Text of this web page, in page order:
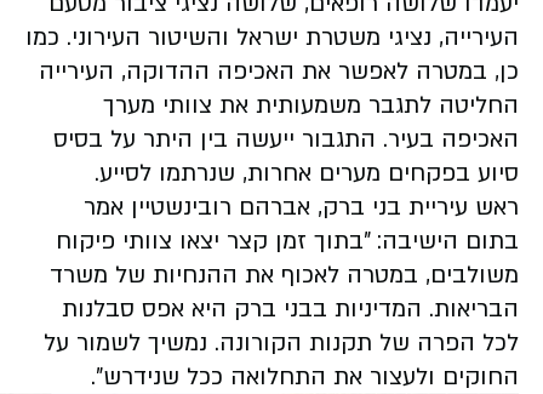
העירייה, נציגי משטרת ישראל והשיטור העירוני. כמו
כן, במטרה לאפשר את האכיפה ההדוקה, העירייה
החליטה לתגבר משמעותית את צוותי מערך
האכיפה בעיר. התגבור ייעשה בין היתר על בסיס
סיוע בפקחים מערים אחרות, שנרתמו לסייע.
ראש עיריית בני ברק, אברהם רובינשטיין אמר
בתום הישיבה: "בתוך זמן קצר יצאו צוותי פיקוח
משולבים, במטרה לאכוף את ההנחיות של משרד
הבריאות. המדיניות בבני ברק היא אפס סבלנות
לכל הפרה של תקנות הקורונה. נמשיך לשמור על
החוקים ולעצור את התחלואה ככל שנידרש".